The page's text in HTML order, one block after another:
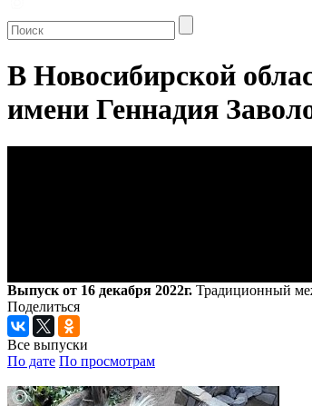
В Новосибирской
имени Геннадия
Выпуск от 16 декабря 2022г. Традиционный
Поделиться
Все выпуски
По дате По просмотрам